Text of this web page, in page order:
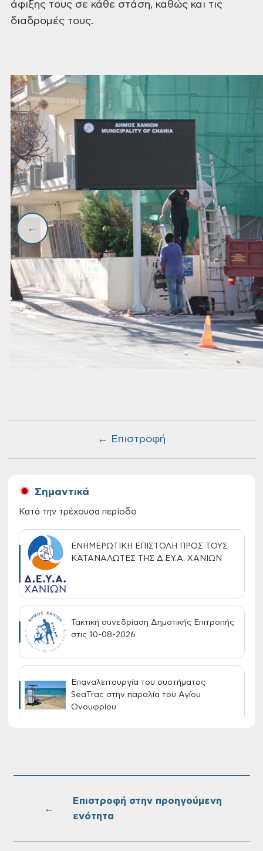
← Επιστροφή
άφιξης τους σε κάθε στάση, καθώς και τις
διαδρομές τους.
Σημαντικά
Κατά την τρέχουσα περίοδο
ΕΝΗΜΕΡΩΤΙΚΗ ΕΠΙΣΤΟΛΗ ΠΡΟΣ ΤΟΥΣ
ΚΑΤΑΝΑΛΩΤΕΣ ΤΗΣ Δ.Ε.Υ.Α. ΧΑΝΙΩΝ
Τακτική συνεδρίαση Δημοτικής Επιτροπής
στις 10-08-2026
Επαναλειτουργία του συστήματος
SeaTrac στην παραλία του Αγίου
Ονουφρίου
πίνακες της προκήρυξης ΣΟΧ 3/2026 του
πρόσληψη προσωπικού με σχέση
←
Επιστροφή στην προηγούμενη
ενότητα